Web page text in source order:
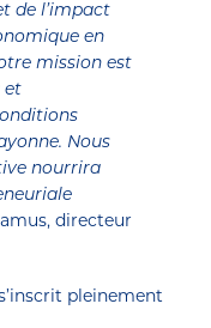
de l’impact
en
mission est
et
Nous
nourrira
directeur
pleinement